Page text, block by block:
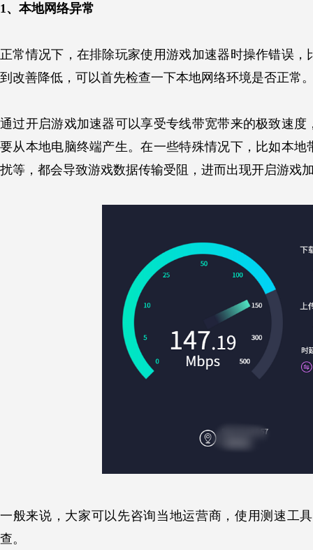
1、本地网络异常
正常情况下，在排除玩家使用游戏加速器时操作错误
到改善降低，可以首先检查一下本地网络环境是否正常
通过开启游戏加速器可以享受专线带宽带来的极致速
要从本地电脑终端产生。在一些特殊情况下，比如本
扰等，都会导致游戏数据传输受阻，进而出现开启游戏
一般来说，大家可以先咨询当地运营商，使用测速工
查。